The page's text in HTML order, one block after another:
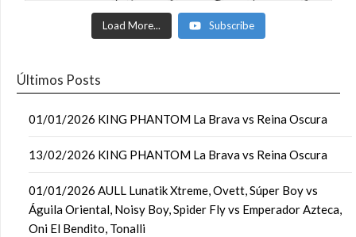
Load More... Subscribe
Últimos Posts
01/01/2026 KING PHANTOM La Brava vs Reina Oscura
13/02/2026 KING PHANTOM La Brava vs Reina Oscura
01/01/2026 AULL Lunatik Xtreme, Ovett, Súper Boy vs
Águila Oriental, Noisy Boy, Spider Fly vs Emperador Azteca,
Oni El Bendito, Tonalli